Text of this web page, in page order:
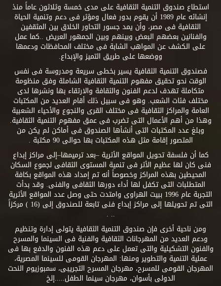
استطاع صندوق التنمية الثقافية على مدى خمسة وثلاثون عاماً منذ
إنشائه عام 1989 أن يقوم بدور فعال ومؤثر فى دعم وتنمية الحياة
الثقافية فى مصر، وأن يمد جسور التحاور الخلاق بين المثقفين
والفنانين بعضهم البعض وبينهم وبين الجمهور العريض ..كما عمل
على الكشف عن المواهب الشابة فى مختلف المحافظات ودعمها
ووضعها على طريق التميز والإبداع.
فصندوق التنمية الثقافية يسير بخطى سريعة ومدروسة فى نفس
الوقت نحو تحقيق مفهوم التنمية الثقافية الشاملة وفق منظومة
متكاملة تهدف لدعم الفنون والثقافة والارتقاء بها ونشرها لدى
مختلف فئات الشعب. وهو فى سبيل ذلك أقام العديد من المكتبات
العامة والمراكز الثقافية فى مختلف القرى والنجوع والأحياء الشعبية
وهذا من أهم الأعمال التى تضرب فى عمق مفهوم التنمية الثقافية.
وبلغ عدد المكتبات التى أنشأها الصندوق فى أماكن لم يكن من
المتصور إقامة مثل هذه المكتبات بها حوالى 90 مكتبة .
كما أن فلسفة تحويل المواقع الأثرية –بعد ترميمها–إلى مراكز إبداع
فنى كان لها عظيم الأثر فى تنمية المستوى الثقافى لجموع السكان
المحيطين بهذه المراكز وخصوصاً أنه تم إمداد هذه المواقع بكافة
المتطلبات التى تكفل لها أداء دورها الثقافى والفنى. وقد بدأت
التجربة عام 1996 ببيت الهراوى وامتدت حتى وصل عدد المواقع الأثرية
التى تم تحويلها إلى مراكز إبداع فنى تابعة للصندوق إلى (16 ) مركزاً
.. .
ومن ناحية أخرى فإن صندوق التنمية الثقافية يتولى إدارة وتنظيم
ودعم العديد من المهرجانات الثقافية والفنية فى السينما والمسرح
والفنون التشكيلية والتى تعمل على دعم هذه الفنون والدفع بها فى
عملية التنمية والتطوير ومنها: المهرجان القومى للسينما المصرية،
المهرجان القومى للمسرح، مهرجان المسرح التجريبى، سمبوزيوم النحت
الدولى بأسوان، مهرجان سينما الطفل.....إلخ